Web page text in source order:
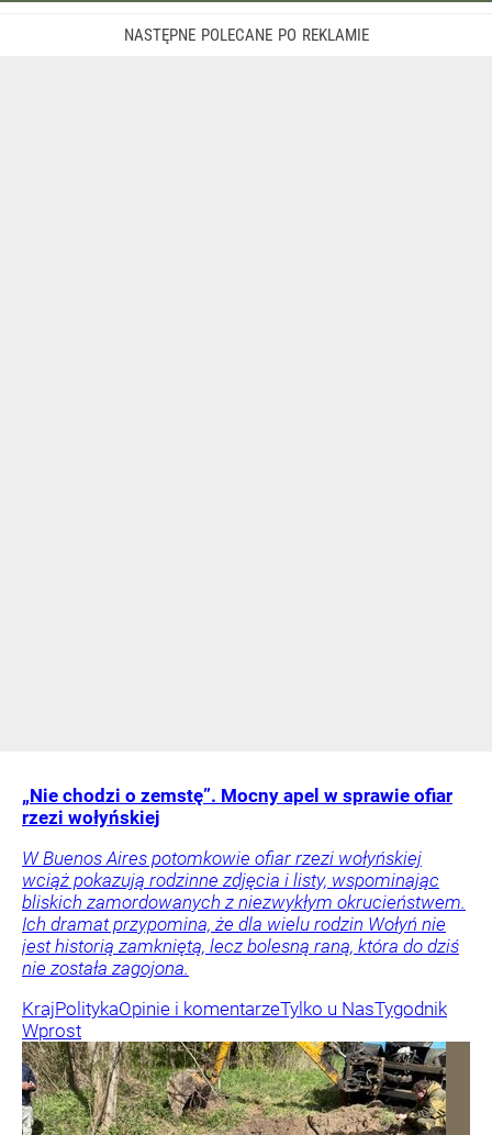
„Nie chodzi o zemstę”. Mocny apel w sprawie ofiar
rzezi wołyńskiej
W Buenos Aires potomkowie ofiar rzezi wołyńskiej
wciąż pokazują rodzinne zdjęcia i listy, wspominając
bliskich zamordowanych z niezwykłym okrucieństwem.
Ich dramat przypomina, że dla wielu rodzin Wołyń nie
jest historią zamkniętą, lecz bolesną raną, która do dziś
nie została zagojona.
KrajPolitykaOpinie i komentarzeTylko u NasTygodnik
Wprost